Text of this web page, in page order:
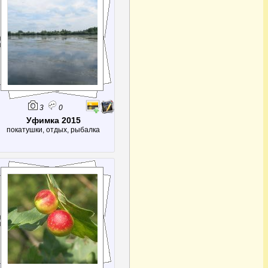
3 0
Уфимка 2015
покатушки, отдых, рыбалка